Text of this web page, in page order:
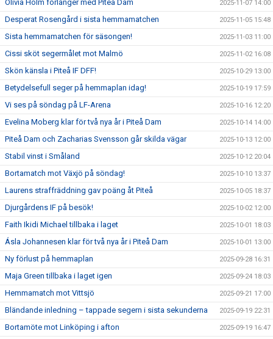
Olivia Holm förlänger med Piteå Dam 2025-11-07 14:00
Desperat Rosengård i sista hemmamatchen 2025-11-05 15:48
Sista hemmamatchen för säsongen! 2025-11-03 11:00
Cissi sköt segermålet mot Malmö 2025-11-02 16:08
Skön känsla i Piteå IF DFF! 2025-10-29 13:00
Betydelsefull seger på hemmaplan idag! 2025-10-19 17:59
Vi ses på söndag på LF-Arena 2025-10-16 12:20
Evelina Moberg klar för två nya år i Piteå Dam 2025-10-14 14:00
Piteå Dam och Zacharias Svensson går skilda vägar 2025-10-13 12:00
Stabil vinst i Småland 2025-10-12 20:04
Bortamatch mot Växjö på söndag! 2025-10-10 13:37
Laurens straffräddning gav poäng åt Piteå 2025-10-05 18:37
Djurgårdens IF på besök! 2025-10-02 12:00
Faith Ikidi Michael tillbaka i laget 2025-10-01 18:03
Ásla Johannesen klar för två nya år i Piteå Dam 2025-10-01 13:00
Ny förlust på hemmaplan 2025-09-28 16:31
Maja Green tillbaka i laget igen 2025-09-24 18:03
Hemmamatch mot Vittsjö 2025-09-21 17:00
Bländande inledning – tappade segern i sista sekunderna 2025-09-19 22:31
Bortamöte mot Linköping i afton 2025-09-19 16:47